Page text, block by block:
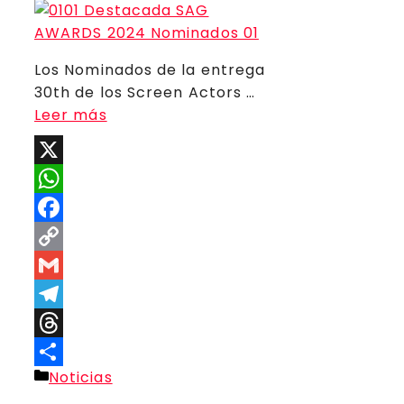
Los Nominados de la entrega
30th de los Screen Actors …
Leer más
X
WhatsApp
Facebook
Copy
Link
Gmail
Telegram
Threads
Compartir
Categorías
Noticias